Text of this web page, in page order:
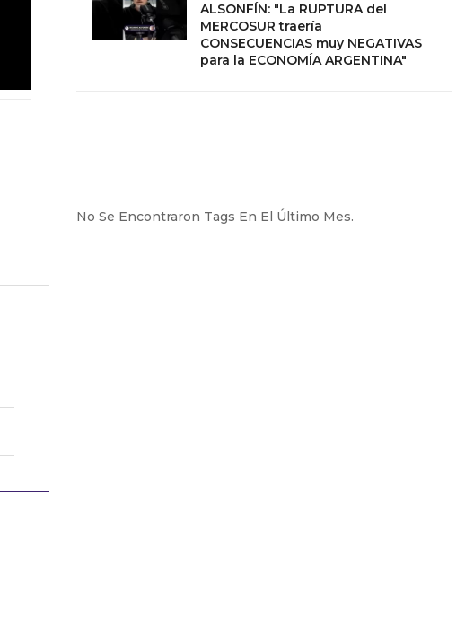
ALSONFÍN: "La RUPTURA del
MERCOSUR traería
CONSECUENCIAS muy NEGATIVAS
para la ECONOMÍA ARGENTINA"
No Se Encontraron Tags En El Último Mes.